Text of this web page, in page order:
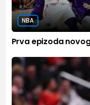
NBA
Prva epizoda